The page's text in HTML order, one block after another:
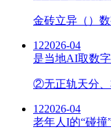
金砖立异（）
122026-04
是当地AI取数
②无正轨天分、
122026-04
老年人I的“碰撞